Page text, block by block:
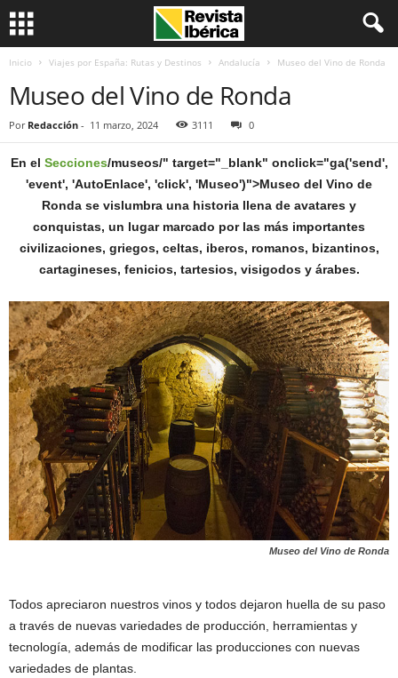
Inicio Viajes por España: Rutas y Destinos Andalucía Museo del Vino de Ronda
Museo del Vino de Ronda
Por Redacción - 11 marzo, 2024 3111 0
En el Secciones/museos/" target="_blank" onclick="ga('send',
'event', 'AutoEnlace', 'click', 'Museo')">Museo del Vino de
Ronda se vislumbra una historia llena de avatares y
conquistas, un lugar marcado por las más importantes
civilizaciones, griegos, celtas, iberos, romanos, bizantinos,
cartagineses, fenicios, tartesios, visigodos y árabes.
Museo del Vino de Ronda
Todos apreciaron nuestros vinos y todos dejaron huella de su paso
a través de nuevas variedades de producción, herramientas y
tecnología, además de modificar las producciones con nuevas
variedades de plantas.